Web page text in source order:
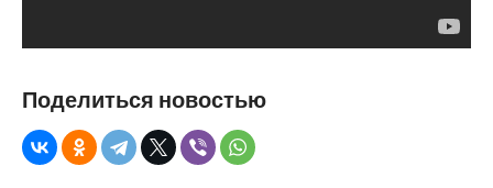
Поделиться новостью